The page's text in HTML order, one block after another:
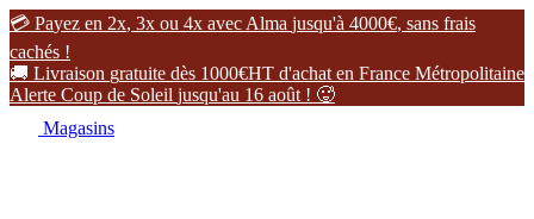
 Payez en 2x, 3x ou 4x avec Alma jusqu'à 4000€, sans frais
cachés !
 Livraison gratuite dès 1000€HT d'achat en France Métropolitaine
Alerte Coup de Soleil jusqu'au 16 août ! 
Magasins